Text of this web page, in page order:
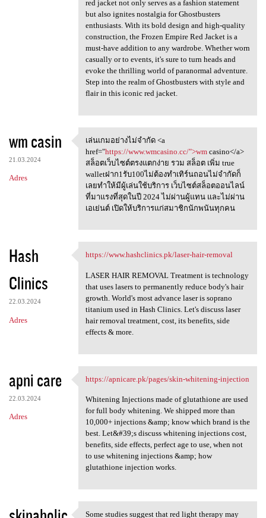
red jacket not only serves as a fashion statement
but also ignites nostalgia for Ghostbusters
enthusiasts. With its bold design and high-quality
construction, the Frozen Empire Red Jacket is a
must-have addition to any wardrobe. Whether worn
casually or to events, it's sure to turn heads and
evoke the thrilling world of paranormal adventure.
Step into the realm of Ghostbusters with style and
flair in this iconic red jacket.
wm casin
21.03.2024
Adres
เล่นเกมอย่างไม่จำกัด <a href=
เล่นเกมอย่างไม่จำกัด <a
href="https://www.wmcasino.cc/">wmcasino</a>
สล็อตเว็บไซต์ตรงแตกง่าย รวม สล็อต เพิ่ม true
walletฝาก1รับ100ไม่ต้องทำเทิร์นถอนไม่จำกัดก็
เลยทำให้มีผู้เล่นใช้บริการ เว็บไซต์สล็อตออนไลน์
ที่มาแรงที่สุดในปี 2024 ไม่ผ่านผู้แทน และไม่ผ่าน
เอเย่นต์ เปิดให้บริการแก่สมาชิกนักพนันทุกคน
Hash
Clinics
22.03.2024
Adres
https://www.hashclinics.pk
https://www.hashclinics.pk/laser-hair-removal
LASER HAIR REMOVAL Treatment is technology
that uses lasers to permanently reduce body's hair
growth. World's most advance laser is soprano
titanium used in Hash Clinics. Let's discuss laser
hair removal treatment, cost, its benefits, side
effects & more.
apni care
22.03.2024
Adres
https://apnicare.pk/pages
https://apnicare.pk/pages/skin-whitening-injection
Whitening Injections made of glutathione are used
for full body whitening. We shipped more than
10,000+ injections &amp; know which brand is the
best. Let&#39;s discuss whitening injections cost,
benefits, side effects, perfect age to use, when not
to use whitening injections &amp; how
glutathione injection works.
Some studies suggest that red light therapy may